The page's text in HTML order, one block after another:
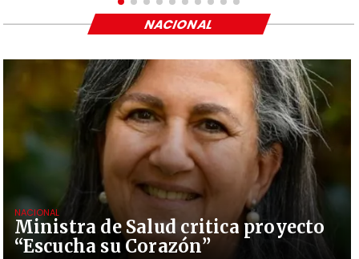
Ministra de Salud critica proyecto
“Escucha su Corazón”
NACIONAL
NACIONAL